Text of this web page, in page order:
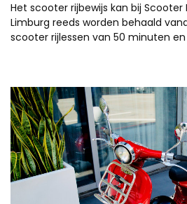
Het scooter rijbewijs kan bij Scooter
Limburg reeds worden behaald
scooter rijlessen van 50 minuten